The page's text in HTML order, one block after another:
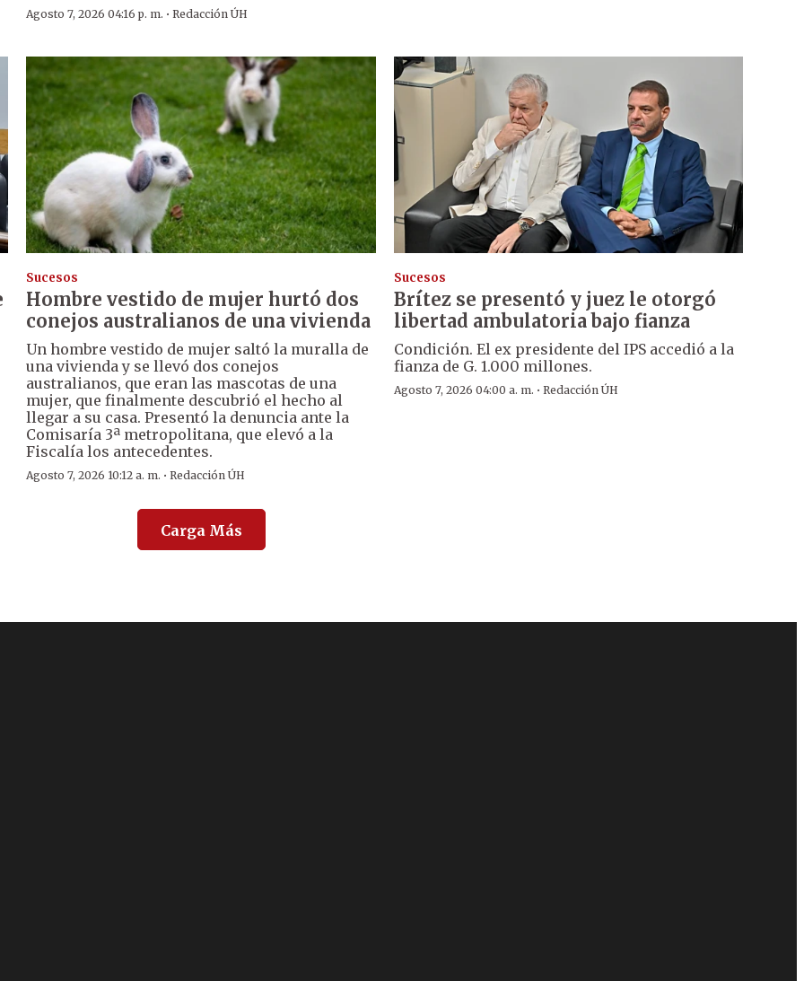
Agosto 7, 2026 04:16 p. m. ·Redacción ÚH
Sucesos
Hombre vestido de mujer hurtó dos
conejos australianos de una vivienda
Un hombre vestido de mujer saltó la muralla de
una vivienda y se llevó dos conejos
australianos, que eran las mascotas de una
mujer, que finalmente descubrió el hecho al
llegar a su casa. Presentó la denuncia ante la
Comisaría 3ª metropolitana, que elevó a la
Fiscalía los antecedentes.
Agosto 7, 2026 10:12 a. m. ·Redacción ÚH
Sucesos
Brítez se presentó y juez le otorgó
libertad ambulatoria bajo fianza
Condición. El ex presidente del IPS accedió a la
fianza de G. 1.000 millones.
Agosto 7, 2026 04:00 a. m. · Redacción ÚH
Carga Más